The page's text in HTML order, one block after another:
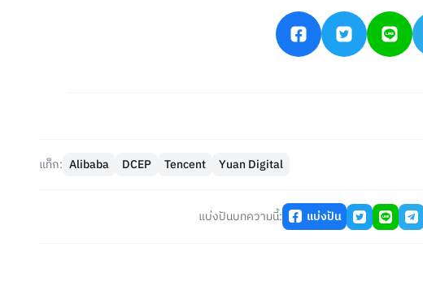
แท็ก: Alibaba DCEP Tencent Yuan Digital
แบ่งปันบทความนี้: แบ่งปัน